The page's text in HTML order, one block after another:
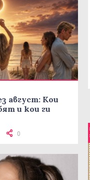
август: Кои
и кои ги
0